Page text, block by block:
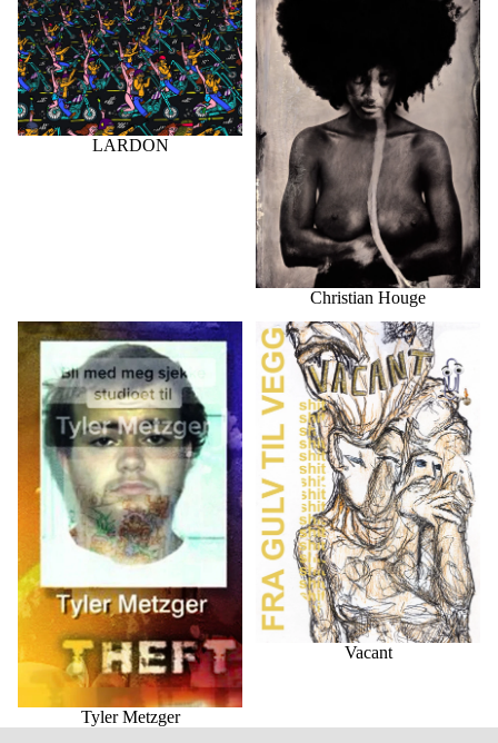
LARDON
Christian Houge
Tyler Metzger
Tyler Metzger
Vacant
Vacant